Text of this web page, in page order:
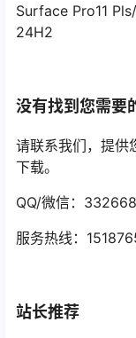
Surface Pro11
24H2
没有找到您需要
请联系我们，提供
下载。
QQ/微信：
服务热线：
站长推荐